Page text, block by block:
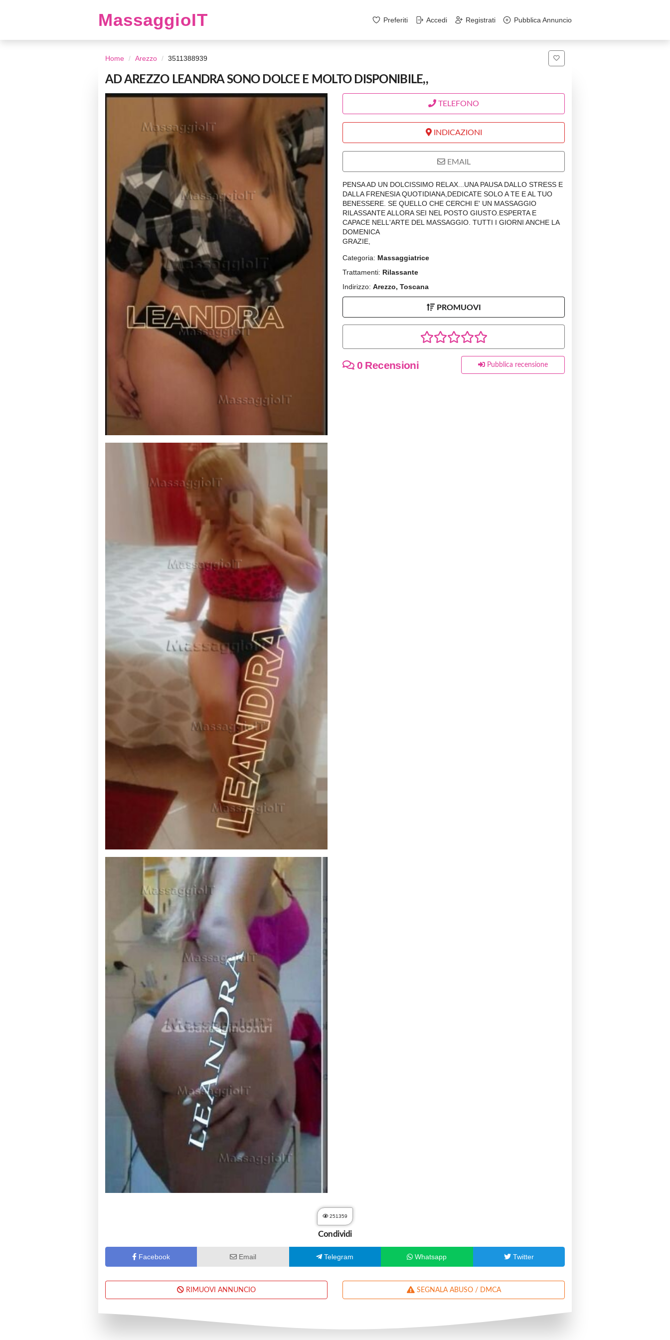
MassaggioIT Preferiti Accedi Registrati Pubblica Annuncio
Home Arezzo 3511388939
AD AREZZO LEANDRA SONO DOLCE E MOLTO DISPONIBILE,,
TELEFONO
INDICAZIONI
EMAIL
PENSA AD UN DOLCISSIMO RELAX...UNA PAUSA DALLO STRESS E
DALLA FRENESIA QUOTIDIANA,DEDICATE SOLO A TE E AL TUO
BENESSERE. SE QUELLO CHE CERCHI E' UN MASSAGGIO
RILASSANTE ALLORA SEI NEL POSTO GIUSTO.ESPERTA E
CAPACE NELL'ARTE DEL MASSAGGIO. TUTTI I GIORNI ANCHE LA
DOMENICA
GRAZIE,
Categoria: Massaggiatrice
Trattamenti: Rilassante
Indirizzo: Arezzo, Toscana
PROMUOVI
0 Recensioni Pubblica recensione
251359
Condividi
Facebook Email Telegram Whatsapp Twitter
RIMUOVI ANNUNCIO SEGNALA ABUSO / DMCA